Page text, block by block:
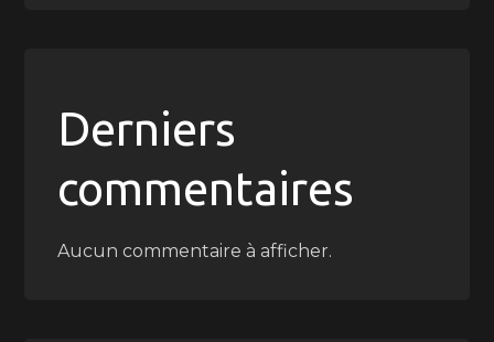
Derniers
commentaires
Aucun commentaire à afficher.